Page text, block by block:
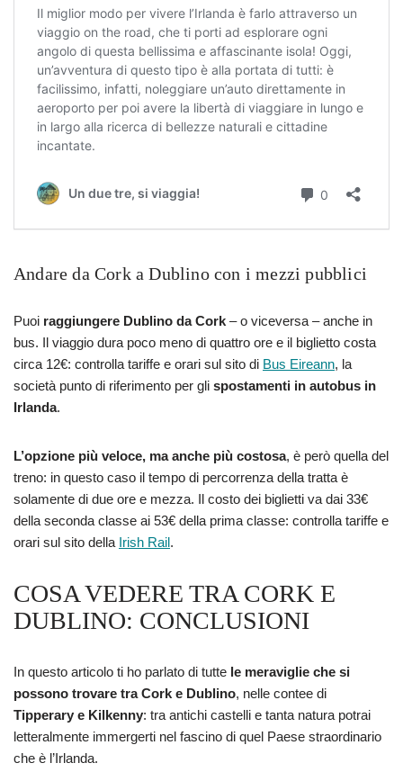
Andare da Cork a Dublino con i mezzi pubblici
Puoi raggiungere Dublino da Cork – o viceversa – anche in
bus. Il viaggio dura poco meno di quattro ore e il biglietto costa
circa 12€: controlla tariffe e orari sul sito di Bus Eireann, la
società punto di riferimento per gli spostamenti in autobus in
Irlanda.
L’opzione più veloce, ma anche più costosa, è però quella del
treno: in questo caso il tempo di percorrenza della tratta è
solamente di due ore e mezza. Il costo dei biglietti va dai 33€
della seconda classe ai 53€ della prima classe: controlla tariffe e
orari sul sito della Irish Rail.
COSA VEDERE TRA CORK E
DUBLINO: CONCLUSIONI
In questo articolo ti ho parlato di tutte le meraviglie che si
possono trovare tra Cork e Dublino, nelle contee di
Tipperary e Kilkenny: tra antichi castelli e tanta natura potrai
letteralmente immergerti nel fascino di quel Paese straordinario
che è l’Irlanda.